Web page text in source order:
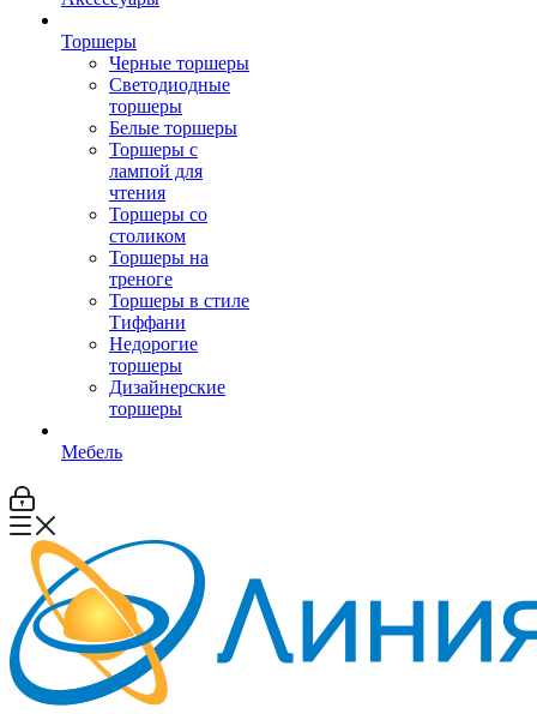
Торшеры
Черные торшеры
Светодиодные
торшеры
Белые торшеры
Торшеры с
лампой для
чтения
Торшеры со
столиком
Торшеры на
треноге
Торшеры в стиле
Тиффани
Недорогие
торшеры
Дизайнерские
торшеры
Мебель